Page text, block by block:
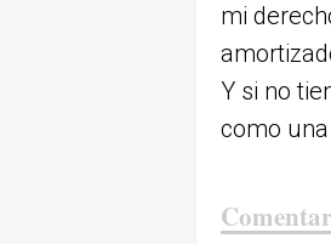
mi
Y si no
como